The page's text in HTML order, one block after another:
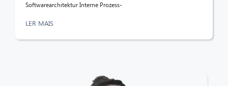
Softwarearchitektur Interne Prozess-
LER MAIS